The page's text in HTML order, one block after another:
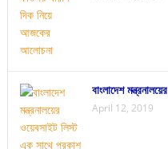
বাংলাদেশ
April 12, 2019